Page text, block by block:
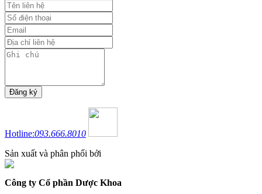
Hotline:093.666.8010
Sản xuất và phân phối bởi
Công ty Cổ phần Dược Khoa